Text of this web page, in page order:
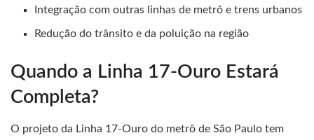
Integração com outras linhas de metrô e trens urbanos
Redução do trânsito e da poluição na região
Quando a Linha 17-Ouro Estará
Completa?
O projeto da Linha 17-Ouro do metrô de São Paulo tem